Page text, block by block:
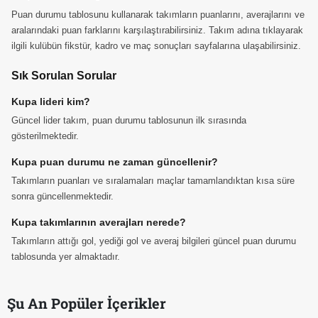
Puan durumu tablosunu kullanarak takımların puanlarını, averajlarını ve
aralarındaki puan farklarını karşılaştırabilirsiniz. Takım adına tıklayarak
ilgili kulübün fikstür, kadro ve maç sonuçları sayfalarına ulaşabilirsiniz.
Sık Sorulan Sorular
Kupa lideri kim?
Güncel lider takım, puan durumu tablosunun ilk sırasında
gösterilmektedir.
Kupa puan durumu ne zaman güncellenir?
Takımların puanları ve sıralamaları maçlar tamamlandıktan kısa süre
sonra güncellenmektedir.
Kupa takımlarının averajları nerede?
Takımların attığı gol, yediği gol ve averaj bilgileri güncel puan durumu
tablosunda yer almaktadır.
Şu An Popüler İçerikler